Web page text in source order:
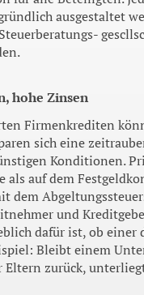
ausgestaltet
hohe Zinsen
Firmenkrediten
sich eine
Konditionen.
als auf dem
dem
und
dafür ist, ob einer
Bleibt einem
zurück,